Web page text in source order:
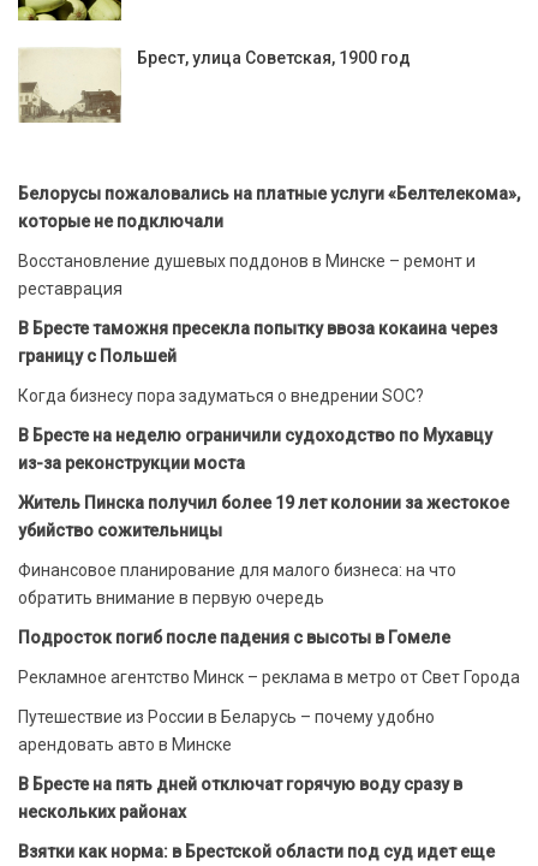
Брест, улица Советская, 1900 год
Белорусы пожаловались на платные услуги «Белтелекома»,
которые не подключали
Восстановление душевых поддонов в Минске – ремонт и
реставрация
В Бресте таможня пресекла попытку ввоза кокаина через
границу с Польшей
Когда бизнесу пора задуматься о внедрении SOC?
В Бресте на неделю ограничили судоходство по Мухавцу
из-за реконструкции моста
Житель Пинска получил более 19 лет колонии за жестокое
убийство сожительницы
Финансовое планирование для малого бизнеса: на что
обратить внимание в первую очередь
Подросток погиб после падения с высоты в Гомеле
Рекламное агентство Минск – реклама в метро от Свет Города
Путешествие из России в Беларусь – почему удобно
арендовать авто в Минске
В Бресте на пять дней отключат горячую воду сразу в
нескольких районах
Взятки как норма: в Брестской области под суд идет еще